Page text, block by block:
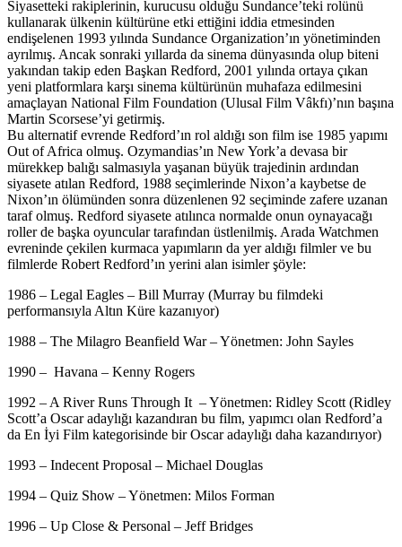
Siyasetteki rakiplerinin, kurucusu olduğu Sundance’teki rolünü
kullanarak ülkenin kültürüne etki ettiğini iddia etmesinden
endişelenen 1993 yılında Sundance Organization’ın yönetiminden
ayrılmış. Ancak sonraki yıllarda da sinema dünyasında olup biteni
yakından takip eden Başkan Redford, 2001 yılında ortaya çıkan
yeni platformlara karşı sinema kültürünün muhafaza edilmesini
amaçlayan National Film Foundation (Ulusal Film Vâkfı)’nın başına
Martin Scorsese’yi getirmiş.
Bu alternatif evrende Redford’ın rol aldığı son film ise 1985 yapımı
Out of Africa olmuş. Ozymandias’ın New York’a devasa bir
mürekkep balığı salmasıyla yaşanan büyük trajedinin ardından
siyasete atılan Redford, 1988 seçimlerinde Nixon’a kaybetse de
Nixon’ın ölümünden sonra düzenlenen 92 seçiminde zafere uzanan
taraf olmuş. Redford siyasete atılınca normalde onun oynayacağı
roller de başka oyuncular tarafından üstlenilmiş. Arada Watchmen
evreninde çekilen kurmaca yapımların da yer aldığı filmler ve bu
filmlerde Robert Redford’ın yerini alan isimler şöyle:
1986 – Legal Eagles – Bill Murray (Murray bu filmdeki
performansıyla Altın Küre kazanıyor)
1988 – The Milagro Beanfield War – Yönetmen: John Sayles
1990 – Havana – Kenny Rogers
1992 – A River Runs Through It – Yönetmen: Ridley Scott (Ridley
Scott’a Oscar adaylığı kazandıran bu film, yapımcı olan Redford’a
da En İyi Film kategorisinde bir Oscar adaylığı daha kazandırıyor)
1993 – Indecent Proposal – Michael Douglas
1994 – Quiz Show – Yönetmen: Milos Forman
1996 – Up Close & Personal – Jeff Bridges